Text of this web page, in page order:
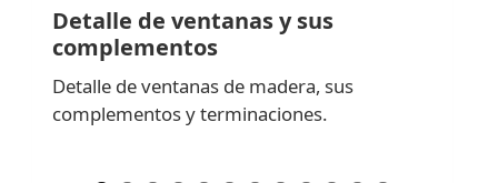
Detalle de ventanas y sus
complementos
Detalle de ventanas de madera, sus
complementos y terminaciones.